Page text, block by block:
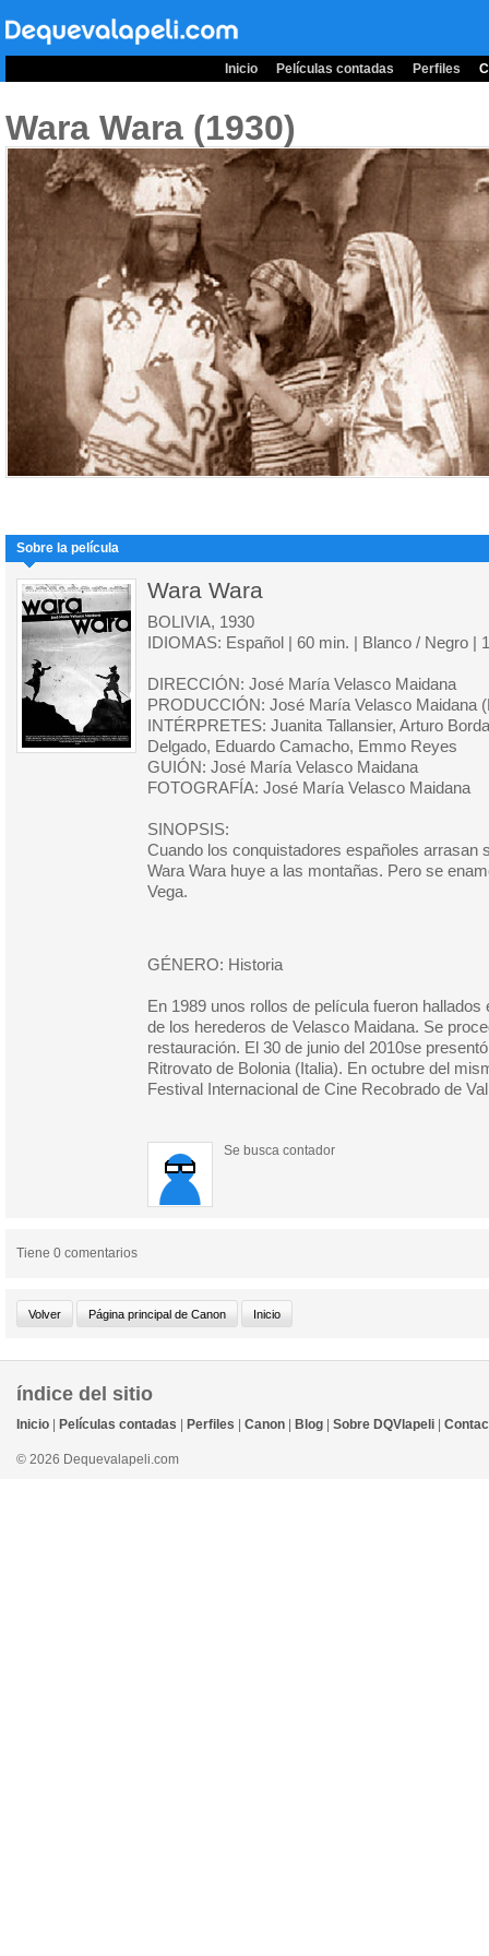
Inicio Películas contadas Perfiles
Wara Wara (1930)
Sobre la película
Wara Wara
BOLIVIA, 1930
IDIOMAS: Español | 60 min. | Blanco / Negro |
DIRECCIÓN: José María Velasco Maidana
PRODUCCIÓN: José María Velasco Maidana
INTÉRPRETES: Juanita Tallansier, Arturo
Delgado, Eduardo Camacho, Emmo Reyes
GUIÓN: José María Velasco Maidana
FOTOGRAFÍA: José María Velasco Maidana
SINOPSIS:
Cuando los conquistadores españoles arrasan
Wara Wara huye a las montañas. Pero se
Vega.
GÉNERO: Historia
En 1989 unos rollos de película fueron hallados
de los herederos de Velasco Maidana. Se
restauración. El 30 de junio del 2010se
Ritrovato de Bolonia (Italia). En octubre del
Festival Internacional de Cine Recobrado de
Se busca contador
Tiene 0 comentarios
índice del sitio
Inicio Películas contadas Perfiles Canon Blog Sobre DQVlapeli
© 2026 Dequevalapeli.com